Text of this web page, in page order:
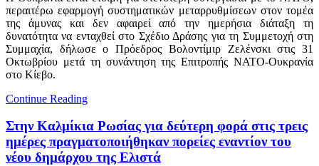
περαιτέρω εφαρμογή συστηματικών μεταρρυθμίσεων στον τομέα
της άμυνας και δεν αφαιρεί από την ημερήσια διάταξη τη
δυνατότητα να ενταχθεί στο Σχέδιο Δράσης για τη Συμμετοχή στη
Συμμαχία, δήλωσε ο Πρόεδρος Βολοντίμιρ Ζελένσκι στις 31
Οκτωβρίου μετά τη συνάντηση της Επιτροπής ΝΑΤΟ-Ουκρανία
στο Κίεβο.
Continue Reading
Στην Καλμίκια Ρωσίας για δεύτερη φορά στις τρεις
ημέρες πραγματοποιήθηκαν πορείες εναντίον του
νέου δημάρχου της Ελιστά